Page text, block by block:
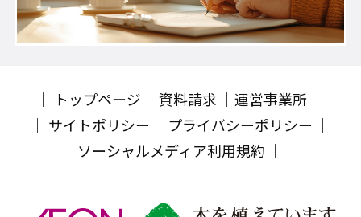
トップページ 資料請求
運営事業所
サイトポリシー
プライバシーポリシー
ソーシャルメディア利用規約